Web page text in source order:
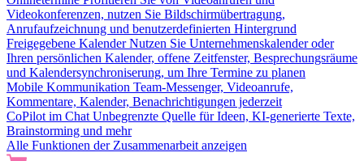
Videokonferenzen, nutzen Sie Bildschirmübertragung,
Anrufaufzeichnung und benutzerdefinierten Hintergrund
Freigegebene Kalender Nutzen Sie Unternehmenskalender oder
Ihren persönlichen Kalender, offene Zeitfenster, Besprechungsräume
und Kalendersynchroniserung, um Ihre Termine zu planen
Mobile Kommunikation Team-Messenger, Videoanrufe,
Kommentare, Kalender, Benachrichtigungen jederzeit
CoPilot im Chat Unbegrenzte Quelle für Ideen, KI-generierte Texte,
Brainstorming und mehr
Alle Funktionen der Zusammenarbeit anzeigen